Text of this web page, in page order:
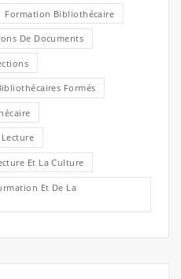
Formation Bibliothécaire
De Documents
Formés
Et La Culture
Et De La